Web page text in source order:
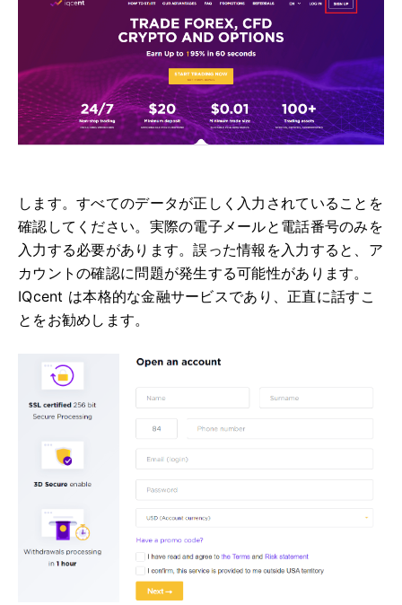
します。すべてのデータが正しく入力されていることを
確認してください。 実際の電子メールと電話番号のみを
入力する必要があります。誤った情報を入力すると、ア
カウントの確認に問題が発生する可能性があります。
IQcent は本格的な金融サービスであり、正直に話すこ
とをお勧めします。